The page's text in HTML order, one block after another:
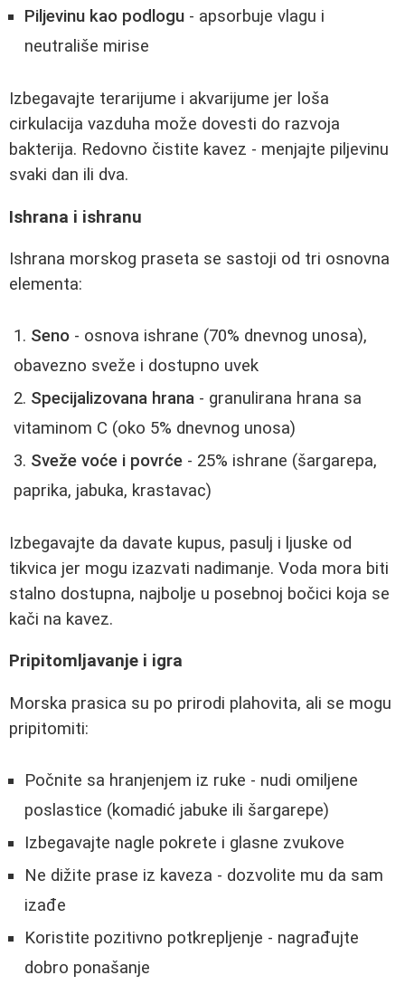
Piljevinu kao podlogu - apsorbuje vlagu i
neutrališe mirise
Izbegavajte terarijume i akvarijume jer loša
cirkulacija vazduha može dovesti do razvoja
bakterija. Redovno čistite kavez - menjajte piljevinu
svaki dan ili dva.
Ishrana i ishranu
Ishrana morskog praseta se sastoji od tri osnovna
elementa:
Seno - osnova ishrane (70% dnevnog unosa),
obavezno sveže i dostupno uvek
Specijalizovana hrana - granulirana hrana sa
vitaminom C (oko 5% dnevnog unosa)
Sveže voće i povrće - 25% ishrane (šargarepa,
paprika, jabuka, krastavac)
Izbegavajte da davate kupus, pasulj i ljuske od
tikvica jer mogu izazvati nadimanje. Voda mora biti
stalno dostupna, najbolje u posebnoj bočici koja se
kači na kavez.
Pripitomljavanje i igra
Morska prasica su po prirodi plahovita, ali se mogu
pripitomiti:
Počnite sa hranjenjem iz ruke - nudi omiljene
poslastice (komadić jabuke ili šargarepe)
Izbegavajte nagle pokrete i glasne zvukove
Ne dižite prase iz kaveza - dozvolite mu da sam
izađe
Koristite pozitivno potkrepljenje - nagrađujte
dobro ponašanje